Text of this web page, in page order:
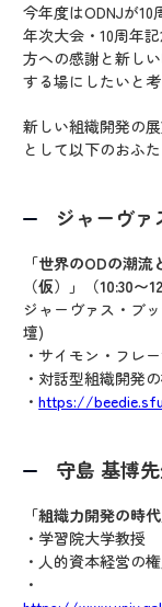
今年度はODNJが
年次大会・10周年
方への感謝と新し
する場にしたいと考
新しい組織開発の
として以下のおふ
ジャーヴァ
「世界のODの潮
（仮）」（10:30〜
ジャーヴァス・ブ
壇)
・サイモン・フレ
・対話型組織開発
・https://
守島 基博
「組織力開発の時
・学習院大学教授
・人的資本経営の
・